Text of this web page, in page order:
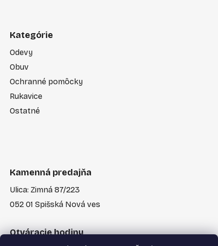
Kategórie
Odevy
Obuv
Ochranné pomôcky
Rukavice
Ostatné
Kamenná predajňa
Ulica: Zimná 87/223
052 01 Spišská Nová ves
Otváracie hodiny